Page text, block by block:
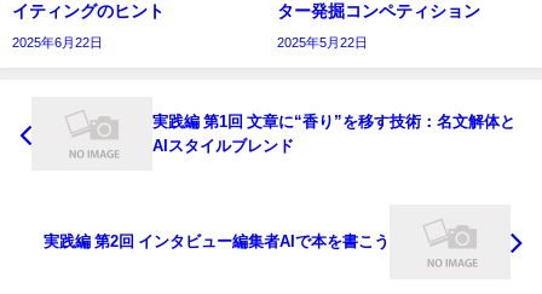
イティングのヒント
2025年6月22日
ター発掘コンペティション
2025年5月22日
実践編 第1回 文章に“香り”を移す技術：名文解体と
AIスタイルブレンド
実践編 第2回 インタビュー編集者AIで本を書こう